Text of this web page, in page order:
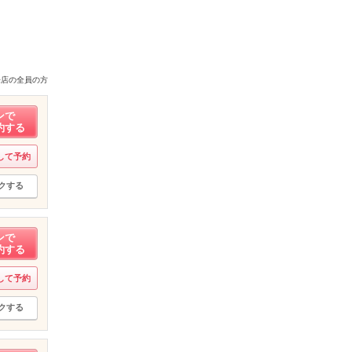
の全員の方
で
する
て予約
する
で
する
て予約
する